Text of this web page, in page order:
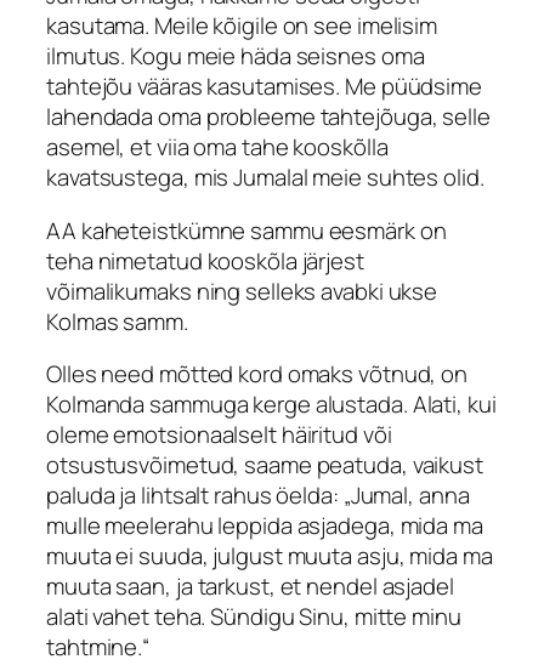
kasutama. Meile kõigile on see imelisim
ilmutus. Kogu meie häda seisnes oma
tahtejõu vääras kasutamises. Me püüdsime
lahendada oma probleeme tahtejõuga, selle
asemel, et viia oma tahe kooskõlla
kavatsustega, mis Jumalal meie suhtes olid.
AA kaheteistkümne sammu eesmärk on
teha nimetatud kooskõla järjest
võimalikumaks ning selleks avabki ukse
Kolmas samm.
Olles need mõtted kord omaks võtnud, on
Kolmanda sammuga kerge alustada. Alati, kui
oleme emotsionaalselt häiritud või
otsustusvõimetud, saame peatuda, vaikust
paluda ja lihtsalt rahus öelda: „Jumal, anna
mulle meelerahu leppida asjadega, mida ma
muuta ei suuda, julgust muuta asju, mida ma
muuta saan, ja tarkust, et nendel asjadel
alati vahet teha. Sündigu Sinu, mitte minu
tahtmine.“